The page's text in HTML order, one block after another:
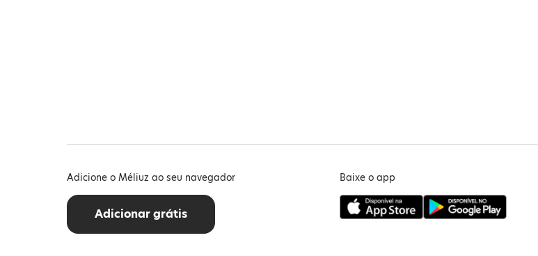
Adicione o Méliuz ao seu navegador
Adicionar grátis
Baixe o app